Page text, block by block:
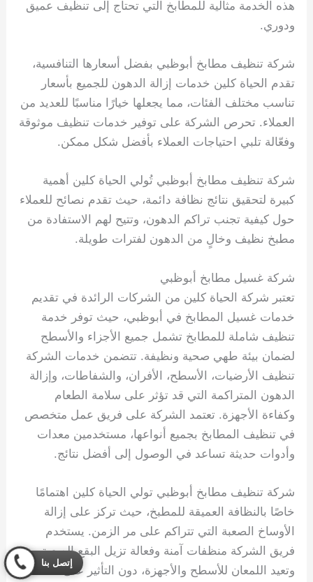
هذه الخدمة مثالية للمطابخ التي تحتاج إلى تنظيف عميق
ودوري.
شركة تنظيف مطابخ أبوظبي بفضل أسعارها التنافسية،
تقدم الحياة كلين خدمات إزالة الدهون للجميع بأسعار
تناسب مختلف الفئات، مما يجعلها خيارًا مناسبًا للعديد من
العملاء. تحرص الشركة على توفير خدمات تنظيف موثوقة
وفعّالة تلبي احتياجات العملاء بأفضل شكل ممكن.
شركة تنظيف مطابخ أبوظبي تُولي الحياة كلين أهمية
كبيرة لتحقيق نتائج نظافة دائمة، حيث تقدم نصائح للعملاء
حول كيفية تجنب تراكم الدهون، وتتيح لهم الاستفادة من
مطبخ نظيف وخالٍ من الدهون لفترات طويلة.
شركة غسيل مطابخ أبوظبي
تعتبر شركة الحياة كلين من الشركات الرائدة في تقديم
خدمات غسيل المطابخ في أبوظبي، حيث توفر خدمة
تنظيف شاملة للمطابخ تشمل جميع الأجزاء والأسطح
لضمان بيئة طهي صحية ونظيفة. تتضمن خدمات الشركة
تنظيف الأرضيات، الأسطح، الأفران، والشفاطات، وإزالة
الدهون المتراكمة التي قد تؤثر على سلامة الطعام
وكفاءة الأجهزة. تعتمد الشركة على فريق عمل متخصص
في تنظيف المطابخ بجميع أنواعها، مستخدمين معدات
وأدوات حديثة تساعد في الوصول إلى أفضل نتائج.
شركة تنظيف مطابخ أبوظبي تولي الحياة كلين اهتمامًا
خاصًا بالنظافة العميقة للمطبخ، حيث تركز على إزالة
الأوساخ الصعبة التي تتراكم على مر الزمن. يستخدم
فريق الشركة منظفات آمنة وفعالة تزيل البقع الصعبة
وتعيد اللمعان للأسطح والأجهزة، دون التأثير على سلامة
إتصل بنا